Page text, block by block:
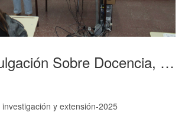
Divulgación Sobre Docencia, Investigación Y Extensión-Multimedia-3
y extensión-2025